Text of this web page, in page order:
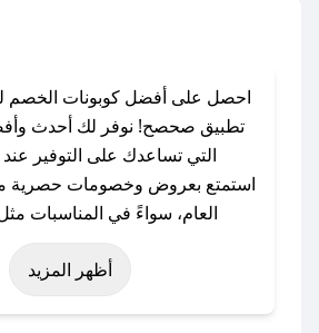
احصل على أفضل كوبونات الخصم
تطبيق صحصح! نوفر لك أحدث
التي تساعدك على التوفير
استمتع بعروض وخصومات حصرية
العام، سواءً في المناسبات
الأضحى، الجمعة البيضاء (شهر
اليوم الوطني، يوم التأسيس،
أظهر المزيد